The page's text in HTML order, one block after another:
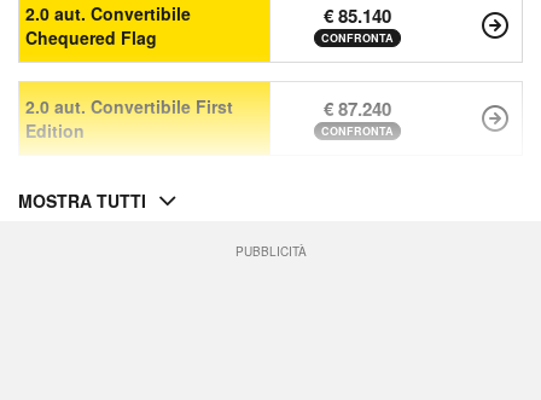
2.0 aut. Convertibile
Chequered Flag
€ 85.140
CONFRONTA
2.0 aut. Convertibile First
Edition
€ 87.240
CONFRONTA
MOSTRA TUTTI
PUBBLICITÀ